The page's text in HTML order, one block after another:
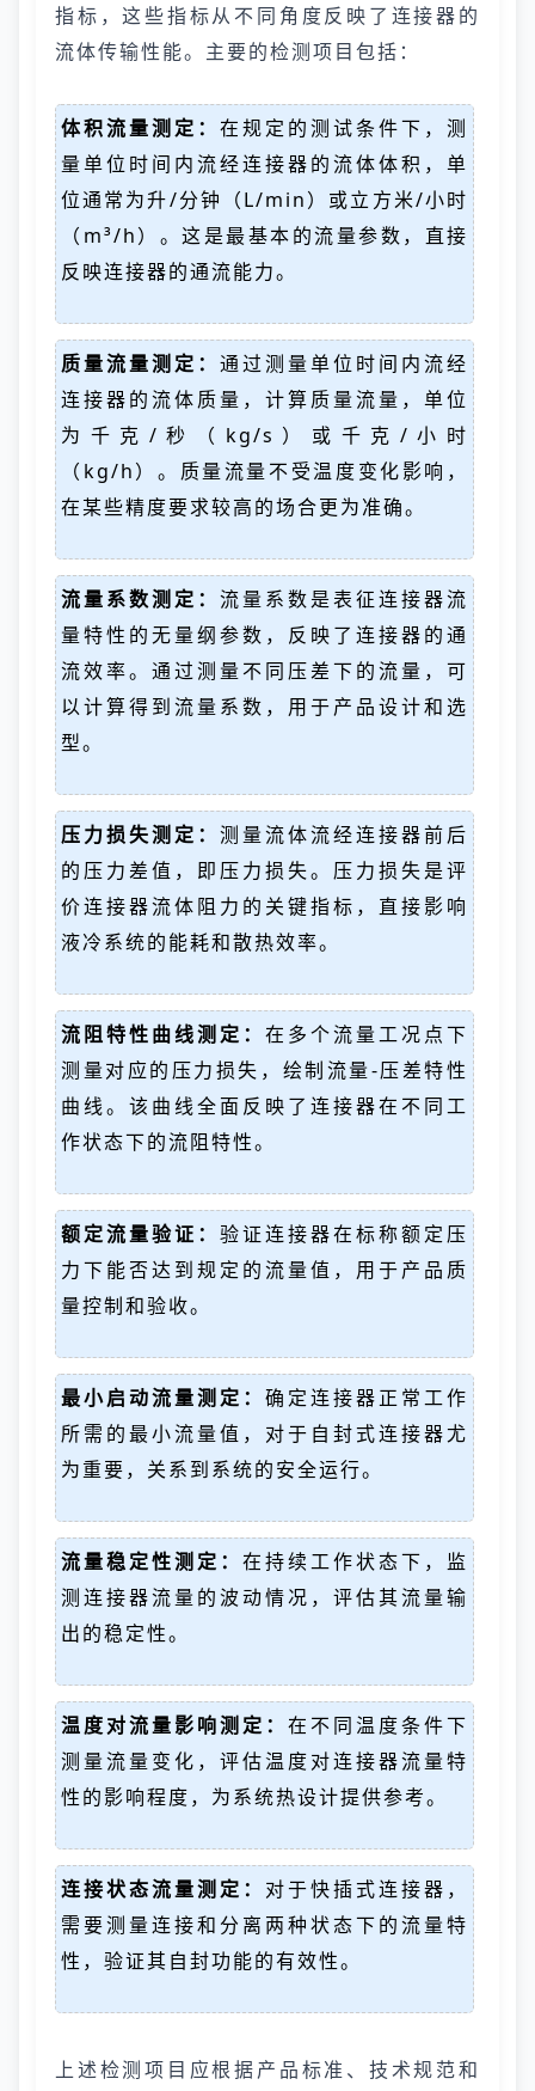
指标，这些指标从不同角度反映了连接器的
流体传输性能。主要的检测项目包括：
体积流量测定： 在规定的测试条件下，测
量单位时间内流经连接器的流体体积，单
位通常为升/分钟（L/min）或立方米/小时
（m³/h）。这是最基本的流量参数，直接
反映连接器的通流能力。
质量流量测定： 通过测量单位时间内流经
连接器的流体质量，计算质量流量，单位
为千克/秒（kg/s）或千克/小时
（kg/h）。质量流量不受温度变化影响，
在某些精度要求较高的场合更为准确。
流量系数测定： 流量系数是表征连接器流
量特性的无量纲参数，反映了连接器的通
流效率。通过测量不同压差下的流量，可
以计算得到流量系数，用于产品设计和选
型。
压力损失测定： 测量流体流经连接器前后
的压力差值，即压力损失。压力损失是评
价连接器流体阻力的关键指标，直接影响
液冷系统的能耗和散热效率。
流阻特性曲线测定： 在多个流量工况点下
测量对应的压力损失，绘制流量-压差特性
曲线。该曲线全面反映了连接器在不同工
作状态下的流阻特性。
额定流量验证： 验证连接器在标称额定压
力下能否达到规定的流量值，用于产品质
量控制和验收。
最小启动流量测定： 确定连接器正常工作
所需的最小流量值，对于自封式连接器尤
为重要，关系到系统的安全运行。
流量稳定性测定： 在持续工作状态下，监
测连接器流量的波动情况，评估其流量输
出的稳定性。
温度对流量影响测定： 在不同温度条件下
测量流量变化，评估温度对连接器流量特
性的影响程度，为系统热设计提供参考。
连接状态流量测定： 对于快插式连接器，
需要测量连接和分离两种状态下的流量特
性，验证其自封功能的有效性。
上述检测项目应根据产品标准、技术规范和